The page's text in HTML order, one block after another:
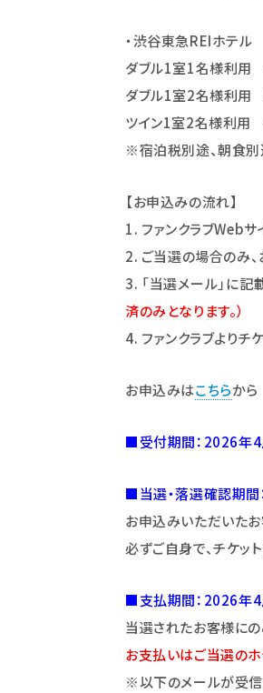
・渋谷東急REIホテル
ダブル1室1名様利用
ダブル1室2名様利用
ツイン1室2名様利用
※宿泊税別途、朝食別
【お申込みの流れ】
1. ファンクラブWebサ
2. ご当選の場合のみ、
3. 「当選メール」に
済のみとなります。）
4. ファンクラブよりチ
お申込みはこちらから
■受付期間：2026年
■当選・落選確認期
お申込みいただいたお
必ずご自身で、チケッ
■支払期間：2026年4
当選されたお客様にの
お支払いはご当選のホ
※以下のメールが受